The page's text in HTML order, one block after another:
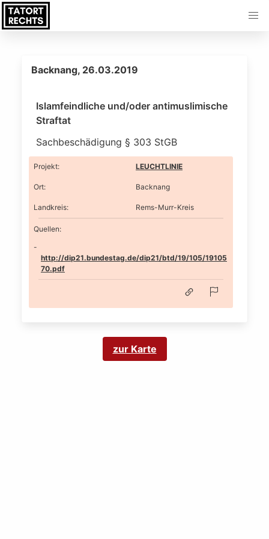
Backnang, 26.03.2019
Islamfeindliche und/oder antimuslimische
Straftat
Sachbeschädigung § 303 StGB
Projekt: LEUCHTLINIE
Ort: Backnang
Landkreis: Rems-Murr-Kreis
Quellen:
http://dip21.bundestag.de/dip21/btd/19/105/19105
70.pdf
zur Karte